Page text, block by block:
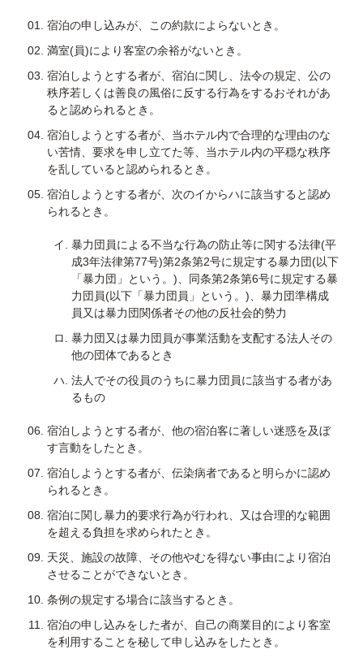
宿泊の申し込みが、この約款によらないとき。
満室(員)により客室の余裕がないとき。
宿泊しようとする者が、宿泊に関し、法令の規定、公の
秩序若しくは善良の風俗に反する行為をするおそれがあ
ると認められるとき。
宿泊しようとする者が、当ホテル内で合理的な理由のな
い苦情、要求を申し立てた等、当ホテル内の平穏な秩序
を乱していると認められるとき。
宿泊しようとする者が、次のイからハに該当すると認め
られるとき。
暴力団員による不当な行為の防止等に関する法律(平
成3年法律第77号)第2条第2号に規定する暴力団(以下
「暴力団」という。)、同条第2条第6号に規定する暴
力団員(以下「暴力団員」という。)、暴力団準構成
員又は暴力団関係者その他の反社会的勢力
暴力団又は暴力団員が事業活動を支配する法人その
他の団体であるとき
法人でその役員のうちに暴力団員に該当する者があ
るもの
宿泊しようとする者が、他の宿泊客に著しい迷惑を及ぼ
す言動をしたとき。
宿泊しようとする者が、伝染病者であると明らかに認め
られるとき。
宿泊に関し暴力的要求行為が行われ、又は合理的な範囲
を超える負担を求められたとき。
天災、施設の故障、その他やむを得ない事由により宿泊
させることができないとき。
条例の規定する場合に該当するとき。
宿泊の申し込みをした者が、自己の商業目的により客室
を利用することを秘して申し込みをしたとき。